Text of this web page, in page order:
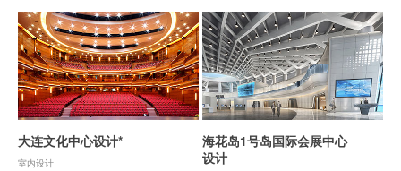
大连文化中心设计*
室内设计
海花岛1号岛国际会展中心
设计